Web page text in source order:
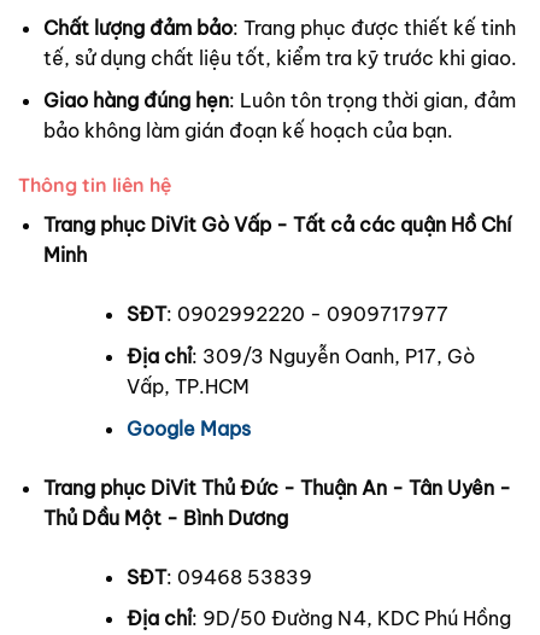
Chất lượng đảm bảo: Trang phục được thiết kế tinh
tế, sử dụng chất liệu tốt, kiểm tra kỹ trước khi giao.
Giao hàng đúng hẹn: Luôn tôn trọng thời gian, đảm
bảo không làm gián đoạn kế hoạch của bạn.
Thông tin liên hệ
Trang phục DiVit Gò Vấp - Tất cả các quận Hồ Chí
Minh
SĐT: 0902992220 - 0909717977
Địa chỉ: 309/3 Nguyễn Oanh, P17, Gò
Vấp, TP.HCM
Google Maps
Trang phục DiVit Thủ Đức - Thuận An - Tân Uyên -
Thủ Dầu Một - Bình Dương
SĐT: 09468 53839
Địa chỉ: 9D/50 Đường N4, KDC Phú Hồng